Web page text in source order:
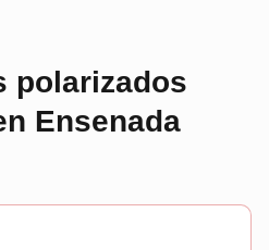
polarizados
Ensenada